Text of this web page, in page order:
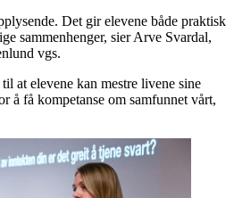
Det gir elevene både praktisk
sammenhenger, sier Arve Svardal,
vgs.
at elevene kan mestre livene sine
å få kompetanse om samfunnet vårt,